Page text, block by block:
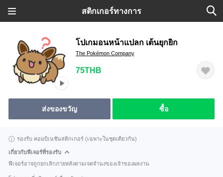
สติกเกอร์ทางการ
โปเกมอนหน้าแปลก เต้นยุกยิก
The Pokémon Company
75THB
ส่งของขวัญ ซื้อ
รองรับ คอมบิเนชันสติกเกอร์ (เฉพาะในชุดเดียวกัน)
เกี่ยวกับฟีเจอร์ที่รองรับ
ฟีเจอร์อาจถูกยกเลิกภายหลังตามเจตจำนงของเจ้าของผลงาน